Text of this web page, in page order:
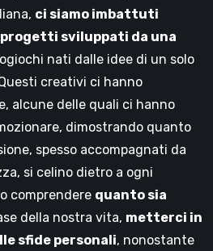
ci siamo imbattuti
progetti sviluppati da una
nati dalle idee di un solo
creativi ci hanno
alcune delle quali ci hanno
dimostrando quanto
spesso accompagnati da
si celino dietro a ogni
comprendere quanto sia
della nostra vita, metterci in
sfide personali, nonostante